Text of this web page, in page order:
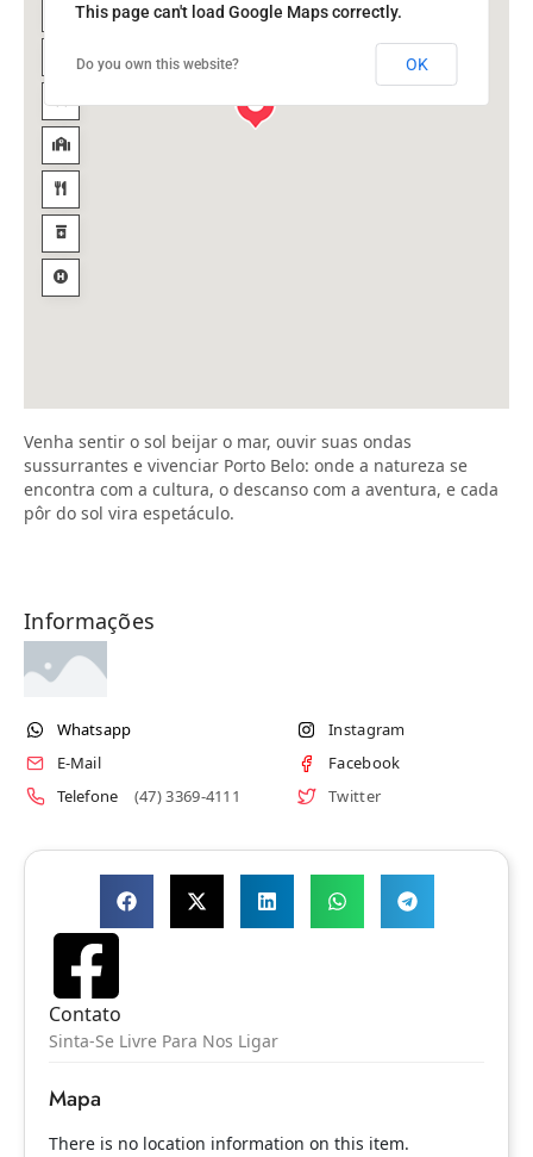
This page can't load Google Maps correctly.
Do you own this website? OK
Venha sentir o sol beijar o mar, ouvir suas ondas
sussurrantes e vivenciar Porto Belo: onde a natureza se
encontra com a cultura, o descanso com a aventura, e cada
pôr do sol vira espetáculo.
Informações
Whatsapp
E-Mail
Telefone
(47) 3369-4111
Instagram
Facebook
Twitter
Contato
Sinta-Se Livre Para Nos Ligar
Mapa
There is no location information on this item.